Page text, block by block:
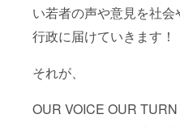
い若者の声や意見を社会
行政に届けていきます！
それが、
OUR VOICE OUR TURN